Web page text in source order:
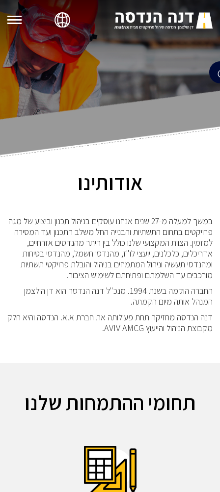
אודותינו
במשך למעלה מ-27 שנים אנחנו עוסקים בניהול תכנון וביצוע של מגה
פרויקטים בתחום התשתיות והבנייה החל משלב התכנון ועד המסירה
למזמין. הצוות המקצועי שלנו כולל בין היתר מהנדסים אזרחיים,
אדריכלים, כלכלנים, יועצי לו"ז, מהנדסי חשמל, מהנדסי בטיחות
ומהנדסי תעשיה וניהול המתמחים בניהול והובלת פרויקטי תשתיות
מורכבים עד השלמתם ופתיחתם לשימוש הציבור.
החברה הוקמה בשנת 1994. מנכ"ל דנה הנדסה הוא דן הולצמן
המנהל אותה מיום הקמתה.
דנה הנדסה מחזיקה תחת פעילותה את חברת א.א. הנדסה והיא חלק
מקבוצת הניהול והייעוץ AVIV AMCG.
תחומי ההתמחות שלנו